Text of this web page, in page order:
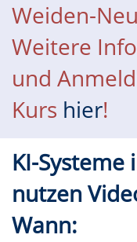
Weiden-
Weitere
und
Kurs hier!
KI-Systeme
nutzen
Wann: